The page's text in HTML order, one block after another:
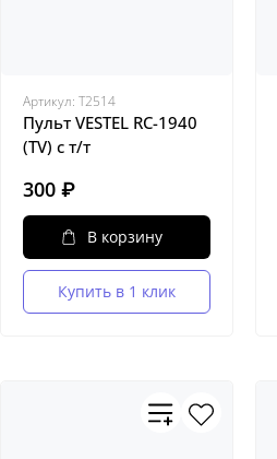
Артикул: Т2514
Пульт VESTEL RC-1940
(TV) с т/т
300 ₽
В корзину
Купить в 1 клик